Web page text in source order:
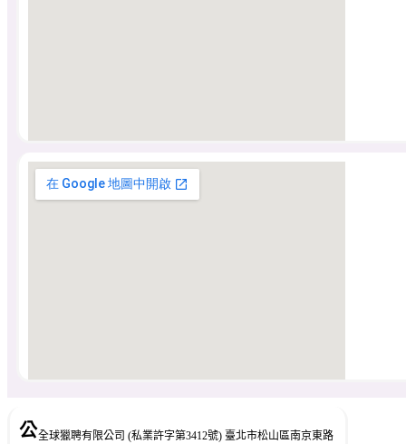
公全球獵聘有限公司 (私業許字第3412號) 臺北市松山區南京東路